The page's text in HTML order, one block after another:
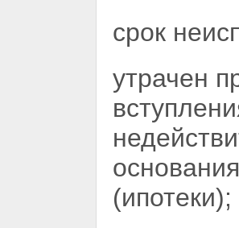
срок
утрачен
(ипотеки);